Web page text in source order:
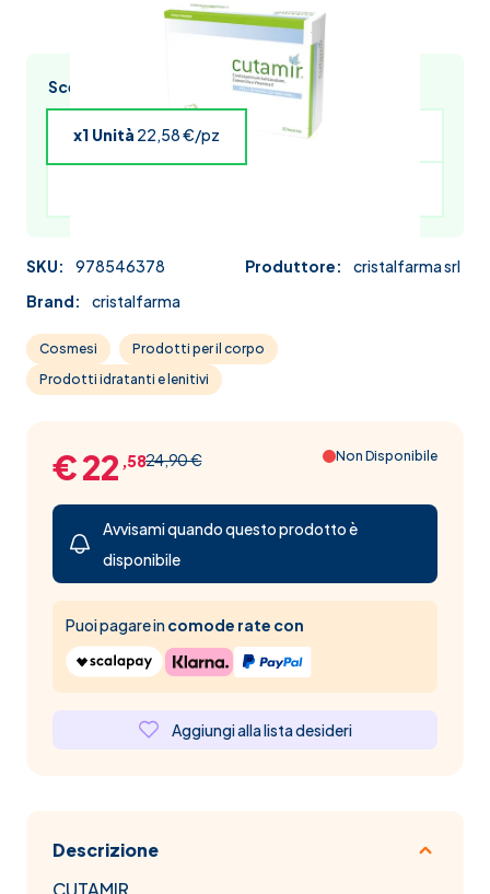
Scegli l’acquisto multiplo e risparmia
x1 Unità 22,58 €/pz x4 Unità
SKU: 978546378 Produttore:
cristalfarma srl
Brand:
cristalfarma
Cosmesi
Prodotti per il corpo
Prodotti idratanti e lenitivi
24,90 €
€ 22 ,58 Non Disponibile
Avvisami quando questo prodotto è
disponibile
Puoi pagare incomode rate con
Aggiungi alla lista desideri
Descrizione
CUTAMIR